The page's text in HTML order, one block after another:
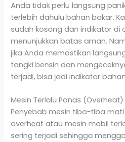
Anda tidak perlu langsung
terlebih dahulu bahan bakar.
sudah kosong dan indikator di
menunjukkan batas aman.
jika Anda memastikan
tangki bensin dan
terjadi, bisa jadi indikator
Mesin Terlalu Panas (Overheat)
Penyebab mesin tiba-tiba
overheat atau mesin mobil
sering terjadi sehingga